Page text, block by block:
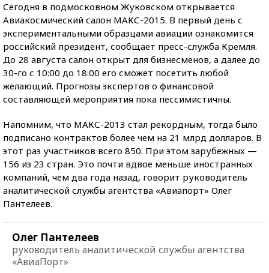
Сегодня в подмосковном Жуковском открывается
Авиакосмический салон МАКС-2015. В первый день с
экспериментальными образцами авиации ознакомится
российский президент, сообщает пресс-служба Кремля.
До 28 августа салон открыт для бизнесменов, а далее до
30-го с 10:00 до 18:00 его сможет посетить любой
желающий. Прогнозы экспертов о финансовой
составляющей мероприятия пока пессимистичны.
Напомним, что МАКС-2013 стал рекордным, тогда было
подписано контрактов более чем на 21 млрд долларов. В
этот раз участников всего 850. При этом зарубежных —
156 из 23 стран. Это почти вдвое меньше иностранных
компаний, чем два года назад, говорит руководитель
аналитической службы агентства «Авиапорт» Олег
Пантелеев.
Олег Пантелеев
руководитель аналитической службы агентства
«АвиаПорт»